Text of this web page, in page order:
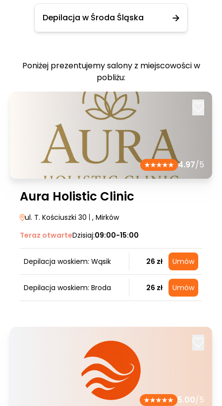
Depilacja w Środa Śląska
Poniżej prezentujemy salony z miejscowości w
pobliżu:
4.97/5
Aura Holistic Clinic
ul. T. Kościuszki 30 , Mirków
Teraz otwarteDzisiaj:09:00-15:00
Depilacja woskiem: Wąsik 26 zł Umów
Depilacja woskiem: Broda 26 zł Umów
5.00/5